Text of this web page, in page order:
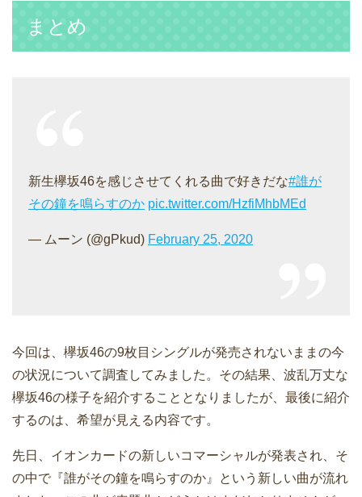
まとめ
新生欅坂46を感じさせてくれる曲で好きだな#誰が
その鐘を鳴らすのか pic.twitter.com/HzfiMhbMEd
— ムーン (@gPkud) February 25, 2020
今回は、欅坂46の9枚目シングルが発売されないままの今
の状況について調査してみました。その結果、波乱万丈な
欅坂46の様子を紹介することとなりましたが、最後に紹介
するのは、希望が見える内容です。
先日、イオンカードの新しいコマーシャルが発表され、そ
の中で『誰がその鐘を鳴らすのか』という新しい曲が流れ